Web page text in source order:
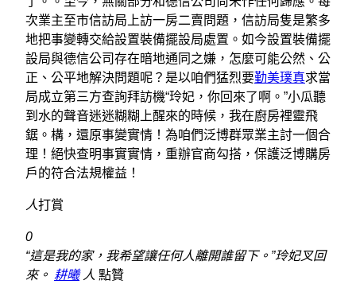
次業主至市信訪局上訪一房二賣問題，信訪局隻是繁多
地把事變轉交給設置裝備擺設局處置。如今設置裝備擺
設局與德信公司存在暗地通同之嫌，怎麼可能公然、公
正、公平地解決問題呢？是以咱們猛烈要勤美璞真求當
局成立第三方查詢拜訪機“玲妃，你回來了啊。”小瓜聽
到水的聲音迷迷糊糊上醒來的時候，我在廚房裡靈飛
鋸。構，還原事變實情！為咱們泛博群眾業主討一個合
理！絕快查明事實實情，重辦官商勾搭，保護泛博購房
戶的符合法規權益！
人打賞
0
“這是我的家，我希望讓任何人離開誰留下。”玲妃叉回
來。 耕曦人 點贊